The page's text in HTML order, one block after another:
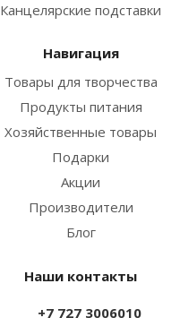
Канцелярские подставки
Навигация
Товары для творчества
Продукты питания
Хозяйственные товары
Подарки
Акции
Производители
Блог
Наши контакты
+7 727 3006010